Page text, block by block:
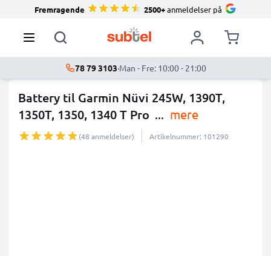
Fremragende 2500+anmeldelser på
78 79 3103·Man - Fre: 10:00 - 21:00
Battery til Garmin Nüvi 245W, 1390T,
1350T, 1350, 1340 T Pro ... mere
(48 anmeldelser) Artikelnummer: 101290